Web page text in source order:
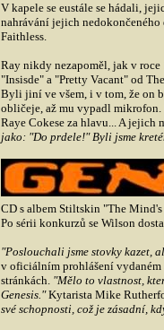
V kapele se eustále se hádali,
nahrávání jejich nedokončeného
Faithless.
Ray nikdy nezapoměl, jak v roce
"Insisde" a "Pretty Vacant" od
Byli jiní ve všem, i v tom, že on
obličeje, až mu vypadl
Raye Cokese za hlavu... A
jako: "Do prdele!" Byli jsme
CD s albem Stiltskin "The
Po sérii konkurzů se Wilson
"Poslouchali jsme stovky kazet,
v oficiálním prohlášení
stránkách. "Mělo to vlastnost,
Genesis."Kytarista Mike
své schopnosti, což je zásadní,